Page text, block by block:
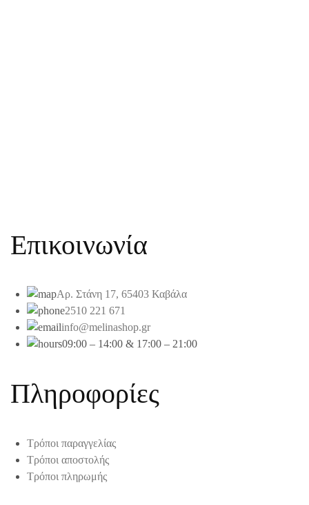
Επικοινωνία
Αρ. Στάνη 17, 65403 Καβάλα
2510 221 671
info@melinashop.gr
09:00 – 14:00 & 17:00 – 21:00
Πληροφορίες
Τρόποι παραγγελίας
Τρόποι αποστολής
Τρόποι πληρωμής